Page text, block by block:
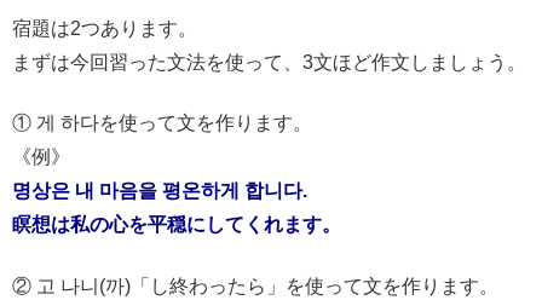
宿題は2つあります。
まずは今回習った文法を使って、3文ほど作文しましょう。
① 게 하다を使って文を作ります。
《例》
명상은 내 마음을 평온하게 합니다.
瞑想は私の心を平穏にしてくれます。
② 고 나니(까)「し終わったら」を使って文を作ります。